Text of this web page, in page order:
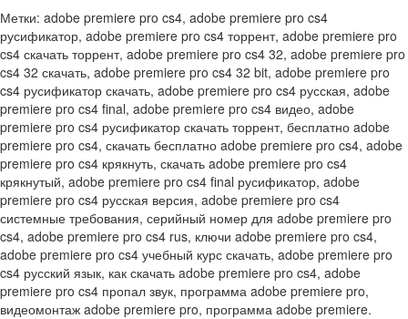
Метки: adobe premiere pro cs4, adobe premiere pro cs4
русификатор, adobe premiere pro cs4 торрент, adobe premiere pro
cs4 скачать торрент, adobe premiere pro cs4 32, adobe premiere pro
cs4 32 скачать, adobe premiere pro cs4 32 bit, adobe premiere pro
cs4 русификатор скачать, adobe premiere pro cs4 русская, adobe
premiere pro cs4 final, adobe premiere pro cs4 видео, adobe
premiere pro cs4 русификатор скачать торрент, бесплатно adobe
premiere pro cs4, скачать бесплатно adobe premiere pro cs4, adobe
premiere pro cs4 крякнуть, скачать adobe premiere pro cs4
крякнутый, adobe premiere pro cs4 final русификатор, adobe
premiere pro cs4 русская версия, adobe premiere pro cs4
системные требования, серийный номер для adobe premiere pro
cs4, adobe premiere pro cs4 rus, ключи adobe premiere pro cs4,
adobe premiere pro cs4 учебный курс скачать, adobe premiere pro
cs4 русский язык, как скачать adobe premiere pro cs4, adobe
premiere pro cs4 пропал звук, программа adobe premiere pro,
видеомонтаж adobe premiere pro, программа adobe premiere.